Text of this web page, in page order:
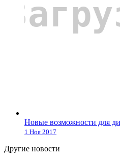
Новые возможности для
1 Ноя 2017
Другие новости